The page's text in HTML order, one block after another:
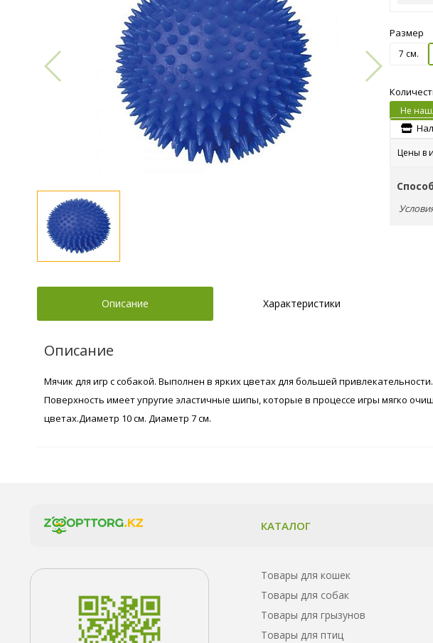
Размер
7 см.
Не
Цены в
Описание Характеристики
Описание
Мячик для игр с собакой. Выполнен в ярких цветах для большей
Поверхность имеет упругие эластичные шипы, которые в процессе игры мягко
цветах.Диаметр 10 см. Диаметр 7 см.
КАТАЛОГ
Товары для кошек
Товары для собак
Товары для грызунов
Товары для птиц